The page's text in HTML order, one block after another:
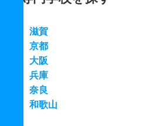
滋賀
京都
大阪
兵庫
奈良
和歌山